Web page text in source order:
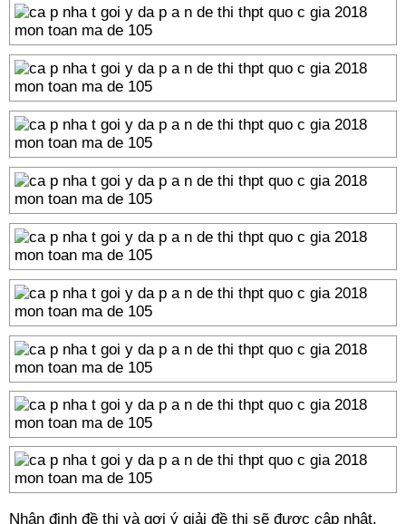
Nhận định đề thi và gợi ý giải đề thi sẽ được cập nhật,